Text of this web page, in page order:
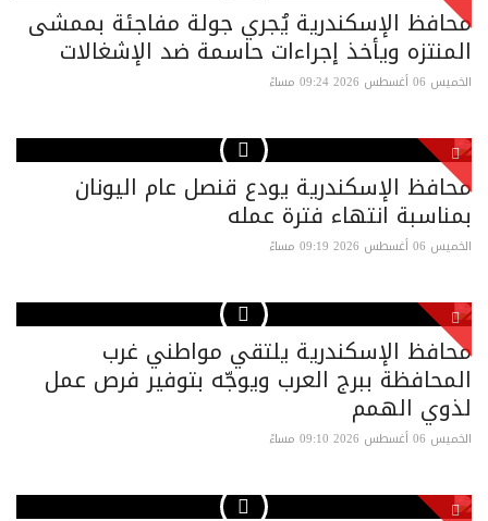
محافظ الإسكندرية يُجري جولة مفاجئة بممشى
المنتزه ويأخذ إجراءات حاسمة ضد الإشغالات
الخميس 06 أغسطس 2026 09:24 مساءً
محافظ الإسكندرية يودع قنصل عام اليونان
بمناسبة انتهاء فترة عمله
الخميس 06 أغسطس 2026 09:19 مساءً
محافظ الإسكندرية يلتقي مواطني غرب
المحافظة ببرج العرب ويوجّه بتوفير فرص عمل
لذوي الهمم
الخميس 06 أغسطس 2026 09:10 مساءً